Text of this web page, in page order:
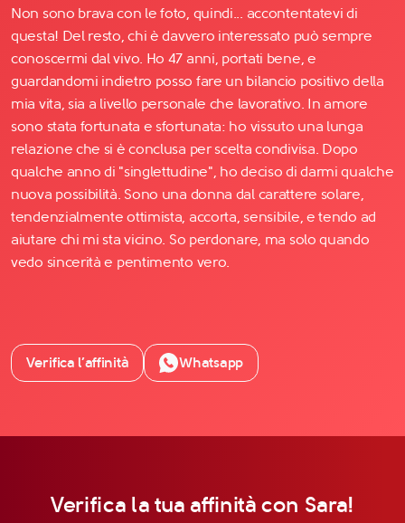
Non sono brava con le foto, quindi... accontentatevi di
questa! Del resto, chi è davvero interessato può sempre
conoscermi dal vivo. Ho 47 anni, portati bene, e
guardandomi indietro posso fare un bilancio positivo della
mia vita, sia a livello personale che lavorativo. In amore
sono stata fortunata e sfortunata: ho vissuto una lunga
relazione che si è conclusa per scelta condivisa. Dopo
qualche anno di "singlettudine", ho deciso di darmi qualche
nuova possibilità. Sono una donna dal carattere solare,
tendenzialmente ottimista, accorta, sensibile, e tendo ad
aiutare chi mi sta vicino. So perdonare, ma solo quando
vedo sincerità e pentimento vero.
Verifica l’affinità Whatsapp
Verifica la tua affinità con Sara!